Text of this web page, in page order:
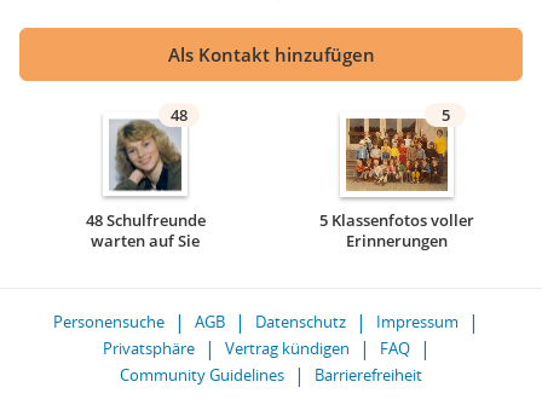
Als Kontakt hinzufügen
48
48 Schulfreunde
warten auf Sie
5
5 Klassenfotos voller
Erinnerungen
Personensuche AGB Datenschutz
Impressum
Privatsphäre
Vertrag kündigen
FAQ
Community Guidelines
Barrierefreiheit